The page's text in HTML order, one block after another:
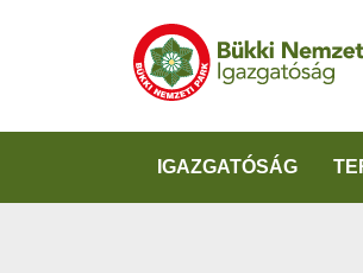
IGAZGATÓSÁG